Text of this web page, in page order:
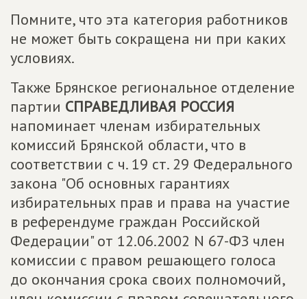
Помните, что эта категория работников
не может быть сокращена ни при каких
условиях.
Также Брянское региональное отделение
партии СПРАВЕДЛИВАЯ РОССИЯ
напоминает членам избирательных
комиссий Брянской области, что в
соответствии с ч. 19 ст. 29 Федерального
закона "Об основных гарантиях
избирательных прав и права на участие
в референдуме граждан Российской
Федерации" от 12.06.2002 N 67-ФЗ член
комиссии с правом решающего голоса
до окончания срока своих полномочий,